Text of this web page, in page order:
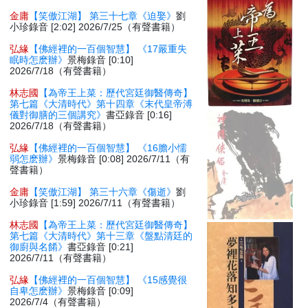
金庸 【笑傲江湖】 第三十七章《迫娶》劉
小珍錄音 [2:02] 2026/7/25（有聲書籍）
弘緣 【佛經裡的一百個智慧】 《17嚴重失
眠時怎麽辦》景梅錄音 [0:10]
2026/7/18（有聲書籍）
林志國
【為帝王上菜：歷代宮廷御醫傳奇】
第七篇《大清時代》第十四章《末代皇帝溥
儀對御膳的三個講究》書亞錄音 [0:16]
2026/7/18（有聲書籍）
弘緣 【佛經裡的一百個智慧】 《16膽小懦
弱怎麽辦》景梅錄音 [0:08] 2026/7/11（有
聲書籍）
金庸 【笑傲江湖】 第三十六章《傷逝》劉
小珍錄音 [1:59] 2026/7/11（有聲書籍）
林志國
【為帝王上菜：歷代宮廷御醫傳奇】
第七篇《大清時代》第十三章《盤點清廷的
御廚與名餚》書亞錄音 [0:21]
2026/7/11（有聲書籍）
弘緣 【佛經裡的一百個智慧】 《15感覺很
自卑怎麽辦》景梅錄音 [0:09]
2026/7/4（有聲書籍）